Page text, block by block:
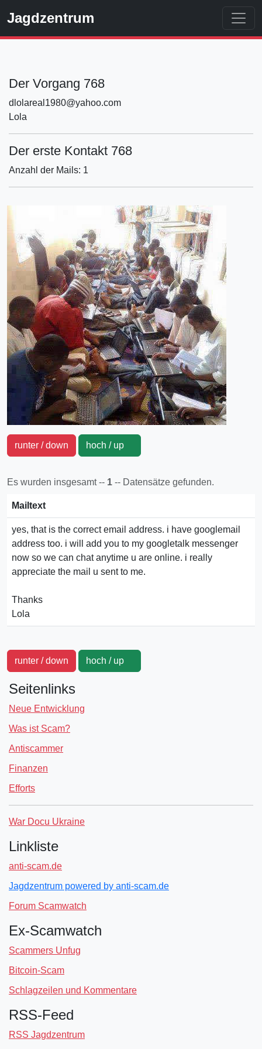
Jagdzentrum
Der Vorgang 768
dlolareal1980@yahoo.com
Lola
Der erste Kontakt 768
Anzahl der Mails: 1
runter / down hoch / up
Es wurden insgesamt -- 1 -- Datensätze gefunden.
Mailtext
yes, that is the correct email address. i have googlemail
address too. i will add you to my googletalk messenger
now so we can chat anytime u are online. i really
appreciate the mail u sent to me.
Thanks
Lola
runter / down hoch / up
Seitenlinks
Neue Entwicklung
Was ist Scam?
Antiscammer
Finanzen
Efforts
War Docu Ukraine
Linkliste
anti-scam.de
Jagdzentrum powered by anti-scam.de
Forum Scamwatch
Ex-Scamwatch
Scammers Unfug
Bitcoin-Scam
Schlagzeilen und Kommentare
RSS-Feed
RSS Jagdzentrum